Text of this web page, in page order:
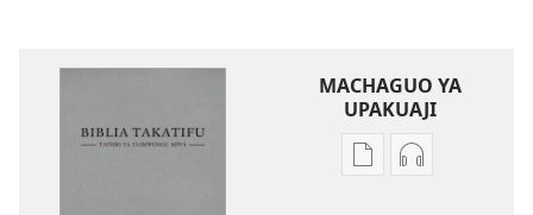
MACHAGUO YA
UPAKUAJI
MbinuMbinu